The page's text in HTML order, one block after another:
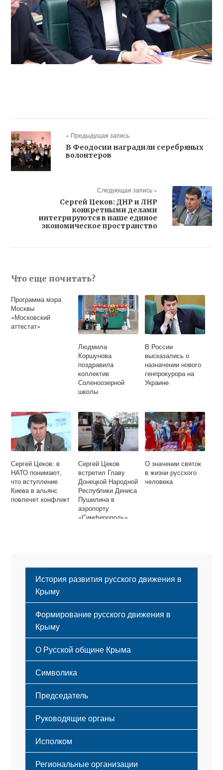
« Предыдущая запись
В Феодосии наградили серебряных
волонтеров
Следующая запись »
Сергей Цеков: ДНР и ЛНР
конкретными делами
интегрируются в наше единое
экономическое пространство
Что еще почитать?
Программа мэра
Москвы
«Московский
аттестат»
Людмила
Коршунова
поздравила
коллектив
Соленоозерной
школы
В России
высказались о
назначении нового
генпрокурора на
Украине
Сергей Цеков: в
НАТО понимают,
что вступление
Киева в альянс
повлечет конфликт
Сергей Цеков
встретил Главу
Донецкой Народной
Республики Дениса
Пушилина в
аэропорту
«Симферополь»
О значении святок
в жизни русского
человека
История развития русского движения в
Крыму
Формирование русского движения в
Крыму
Русский Крым
О Русской общине Крыма
Этапы становления
Принципы деятельности
Структура
Мероприятия
Символика
Флаг
Герб
Гимн
Председатель
Руководящие органы
Исполком
Региональные организации